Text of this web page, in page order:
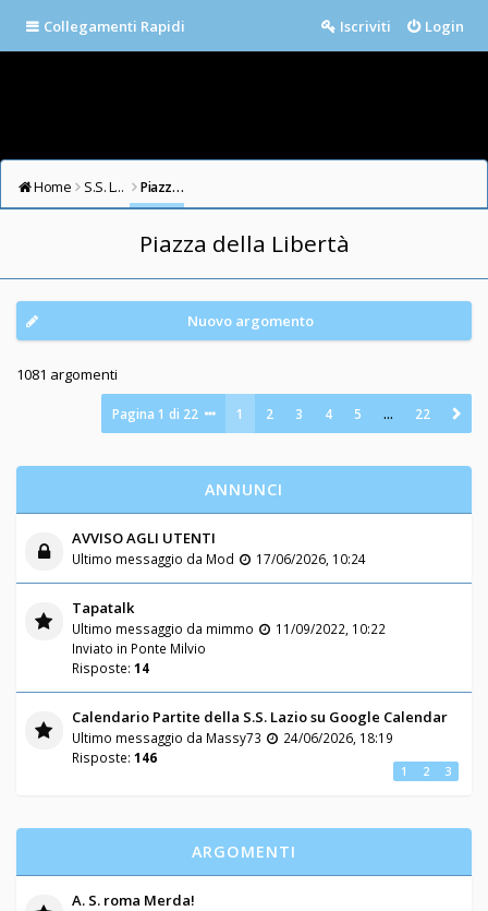
Collegamenti Rapidi Login
Iscriviti
Home S.S. LAZIO FORUM Piazza della Libertà
Piazza della Libertà
Nuovo argomento
1081 argomenti
Pagina1 di 22 1 2 3 4 5 … 22
ANNUNCI
AVVISO AGLI UTENTI
Ultimo messaggio da Mod 17/06/2026, 10:24
Tapatalk
Ultimo messaggio da mimmo
11/09/2022, 10:22
Inviato in Ponte Milvio
Risposte: 14
Calendario Partite della S.S. Lazio su Google Calendar
Ultimo messaggio da Massy73
24/06/2026, 18:19
Risposte: 146
1 2 3
ARGOMENTI
A. S. roma Merda!